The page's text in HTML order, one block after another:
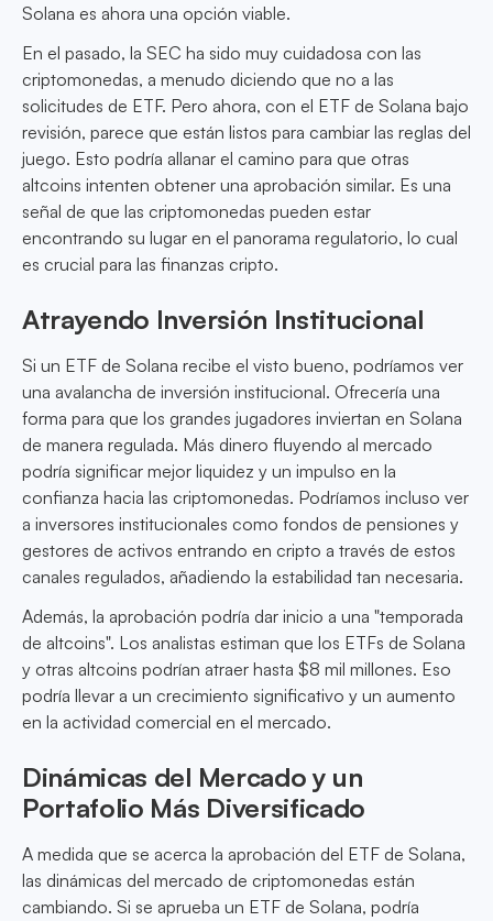
Solana es ahora una opción viable.
En el pasado, la SEC ha sido muy cuidadosa con las
criptomonedas, a menudo diciendo que no a las
solicitudes de ETF. Pero ahora, con el ETF de Solana bajo
revisión, parece que están listos para cambiar las reglas del
juego. Esto podría allanar el camino para que otras
altcoins intenten obtener una aprobación similar. Es una
señal de que las criptomonedas pueden estar
encontrando su lugar en el panorama regulatorio, lo cual
es crucial para las finanzas cripto.
Atrayendo Inversión Institucional
Si un ETF de Solana recibe el visto bueno, podríamos ver
una avalancha de inversión institucional. Ofrecería una
forma para que los grandes jugadores inviertan en Solana
de manera regulada. Más dinero fluyendo al mercado
podría significar mejor liquidez y un impulso en la
confianza hacia las criptomonedas. Podríamos incluso ver
a inversores institucionales como fondos de pensiones y
gestores de activos entrando en cripto a través de estos
canales regulados, añadiendo la estabilidad tan necesaria.
Además, la aprobación podría dar inicio a una "temporada
de altcoins". Los analistas estiman que los ETFs de Solana
y otras altcoins podrían atraer hasta $8 mil millones. Eso
podría llevar a un crecimiento significativo y un aumento
en la actividad comercial en el mercado.
Dinámicas del Mercado y un
Portafolio Más Diversificado
A medida que se acerca la aprobación del ETF de Solana,
las dinámicas del mercado de criptomonedas están
cambiando. Si se aprueba un ETF de Solana, podría